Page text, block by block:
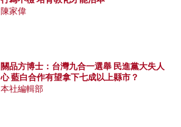
陳家偉
關品方博士：台灣九合一選舉 民進黨大失人
心 藍白合作有望拿下七成以上縣市？
本社編輯部